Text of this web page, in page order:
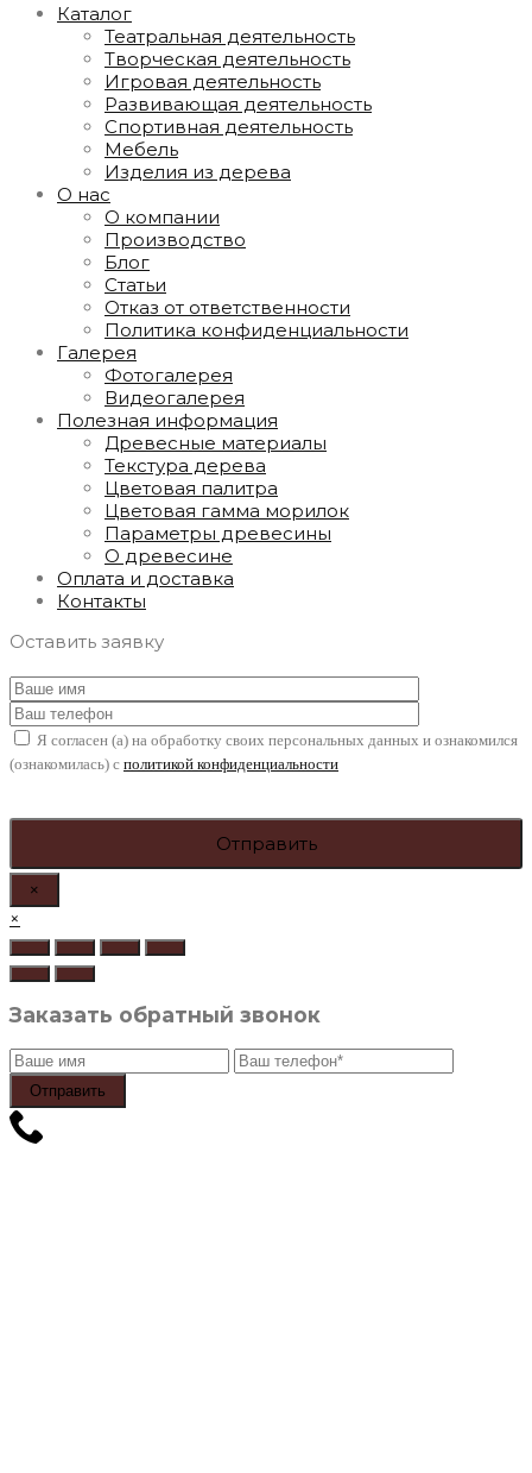
Каталог
Театральная деятельность
Творческая деятельность
Игровая деятельность
Развивающая деятельность
Спортивная деятельность
Мебель
Изделия из дерева
О нас
О компании
Производство
Блог
Статьи
Отказ от ответственности
Политика конфиденциальности
Галерея
Фотогалерея
Видеогалерея
Полезная информация
Древесные материалы
Текстура дерева
Цветовая палитра
Цветовая гамма морилок
Параметры древесины
О древесине
Оплата и доставка
Контакты
Оставить заявку
Я согласен (а) на обработку своих персональных данных и ознакомился
(ознакомилась) с политикой конфиденциальности
×
×
Заказать обратный звонок
Отправить